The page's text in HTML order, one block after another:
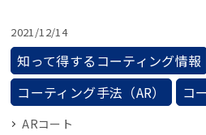
2021/12/14
知って得するコーティング情報
コーティング手法（AR）
コ
ARコート